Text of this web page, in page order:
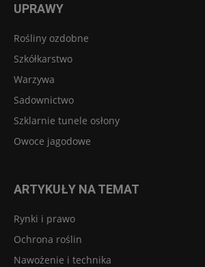
UPRAWY
Rośliny ozdobne
Szkółkarstwo
Warzywa
Sadownictwo
Szklarnie tunele osłony
Owoce jagodowe
ARTYKUŁY NA TEMAT
Rynki i prawo
Ochrona roślin
Nawożenie i technika